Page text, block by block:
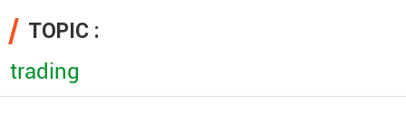
TOPIC :
trading